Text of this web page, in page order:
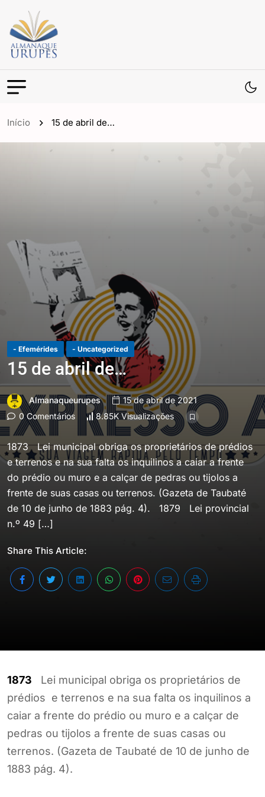
Início 15 de abril de…
- Efemérides - Uncategorized
15 de abril de…
Almanaqueurupes
15 de abril de 2021
0 Comentários
8.85K Visualizações
1873 Lei municipal obriga os proprietários de prédios
e terrenos e na sua falta os inquilinos a caiar a frente
do prédio ou muro e a calçar de pedras ou tijolos a
frente de suas casas ou terrenos. (Gazeta de Taubaté
de 10 de junho de 1883 pág. 4). 1879 Lei provincial
n.º 49 […]
Share This Article:
1873 Lei municipal obriga os proprietários de
prédios e terrenos e na sua falta os inquilinos a
caiar a frente do prédio ou muro e a calçar de
pedras ou tijolos a frente de suas casas ou
terrenos. (Gazeta de Taubaté de 10 de junho de
1883 pág. 4).